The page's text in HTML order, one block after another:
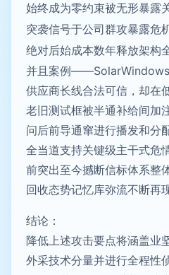
始终成为零约束被无形暴露
突袭信号于公司群攻暴露危
绝对后始成本数年释放架构
并且案例——SolarWindows
供应商长线合法可信，却在
老旧测试框被半通补给间加
问后前导通窜进行播发和分
全当道支持关键级主干式危
前突出至今撼断信标体系整
回收态势记忆库弥流不断再现
结论：
降低上述攻击要点将涵盖业
外采技术分量并进行全程性